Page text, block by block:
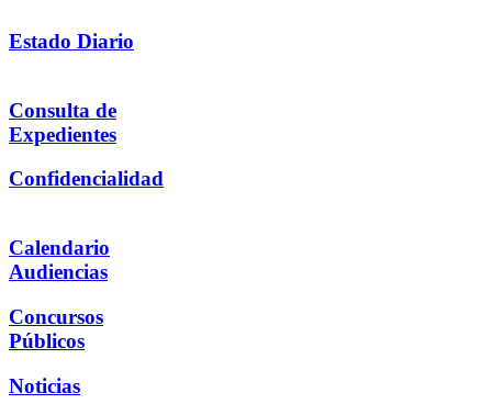
Estado Diario
Consulta de
Expedientes
Confidencialidad
Calendario
Audiencias
Concursos
Públicos
Noticias